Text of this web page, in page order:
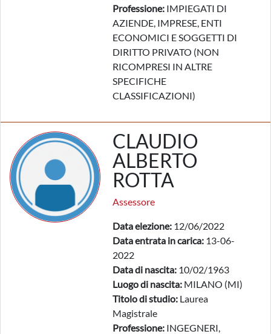
Professione: IMPIEGATI DI
AZIENDE, IMPRESE, ENTI
ECONOMICI E SOGGETTI DI
DIRITTO PRIVATO (NON
RICOMPRESI IN ALTRE
SPECIFICHE
CLASSIFICAZIONI)
CLAUDIO
ALBERTO
ROTTA
Assessore
Data elezione: 12/06/2022
Data entrata in carica: 13-06-
2022
Data di nascita: 10/02/1963
Luogo di nascita: MILANO (MI)
Titolo di studio: Laurea
Magistrale
Professione: INGEGNERI,